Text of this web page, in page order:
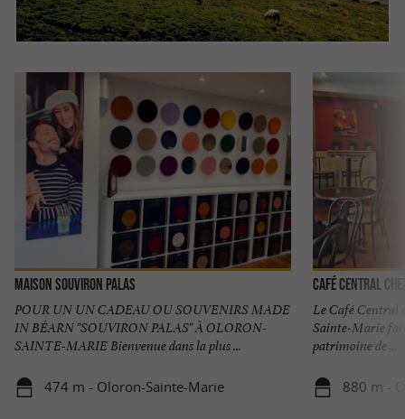
Maison Souviron Palas
POUR UN UN CADEAU OU SOUVENIRS MADE
IN BÉARN "SOUVIRON PALAS" À OLORON-
SAINTE-MARIE Bienvenue dans la plus ...
474 m - Oloron-Sainte-Marie
Café Central
Le Café Central
Sainte-Marie
patrimoine de ...
880 m -